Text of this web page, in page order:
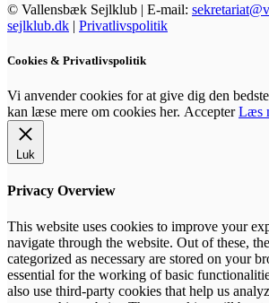
© Vallensbæk Sejlklub | E-mail:
sejlklub.dk | Privatlivspolitik
Cookies & Privatlivspolitik
Vi anvender cookies for at give dig den
kan læse mere om cookies her. Accepter Læs
Luk
Privacy Overview
This website uses cookies to improve your
navigate through the website. Out of these,
categorized as necessary are stored on your
essential for the working of basic
also use third-party cookies that help us